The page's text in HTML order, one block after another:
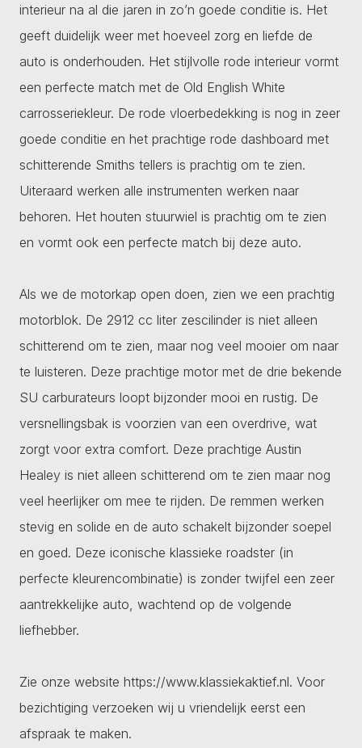
interieur na al die jaren in zo’n goede conditie is. Het
geeft duidelijk weer met hoeveel zorg en liefde de
auto is onderhouden. Het stijlvolle rode interieur vormt
een perfecte match met de Old English White
carrosseriekleur. De rode vloerbedekking is nog in zeer
goede conditie en het prachtige rode dashboard met
schitterende Smiths tellers is prachtig om te zien.
Uiteraard werken alle instrumenten werken naar
behoren. Het houten stuurwiel is prachtig om te zien
en vormt ook een perfecte match bij deze auto.
Als we de motorkap open doen, zien we een prachtig
motorblok. De 2912 cc liter zescilinder is niet alleen
schitterend om te zien, maar nog veel mooier om naar
te luisteren. Deze prachtige motor met de drie bekende
SU carburateurs loopt bijzonder mooi en rustig. De
versnellingsbak is voorzien van een overdrive, wat
zorgt voor extra comfort. Deze prachtige Austin
Healey is niet alleen schitterend om te zien maar nog
veel heerlijker om mee te rijden. De remmen werken
stevig en solide en de auto schakelt bijzonder soepel
en goed. Deze iconische klassieke roadster (in
perfecte kleurencombinatie) is zonder twijfel een zeer
aantrekkelijke auto, wachtend op de volgende
liefhebber.
Zie onze website https://www.klassiekaktief.nl. Voor
bezichtiging verzoeken wij u vriendelijk eerst een
afspraak te maken.